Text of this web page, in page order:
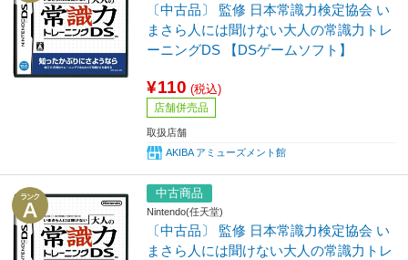
〔中古品〕 監修 日本常識力検定協会 い
まさら人には聞けない大人の常識力トレ
ーニングDS 【DSゲームソフト】
¥110 (税込)
店舗併売品
取扱店舗
AKIBA アミューズメント館
中古商品
Nintendo(任天堂)
〔中古品〕 監修 日本常識力検定協会 い
まさら人には聞けない大人の常識力トレ